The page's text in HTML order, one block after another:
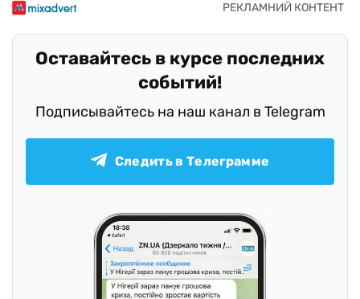
Оставайтесь в курсе последних
событий!
Подписывайтесь на наш канал в Telegram
Следить в Телеграмме